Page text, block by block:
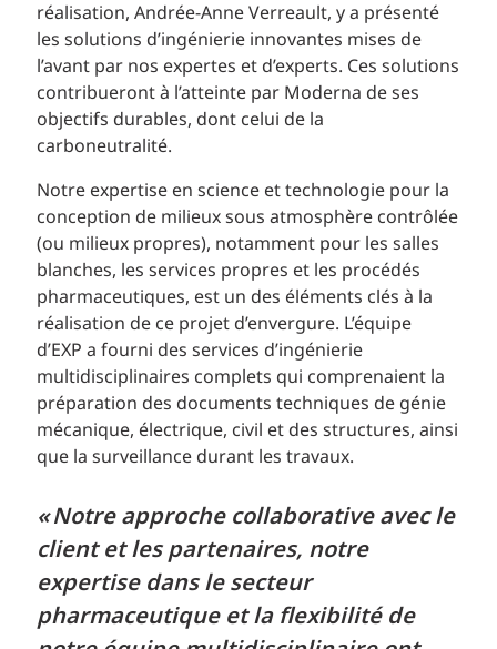
réalisation, Andrée-Anne Verreault, y a présenté
les solutions d’ingénierie innovantes mises de
l’avant par nos expertes et d’experts. Ces solutions
contribueront à l’atteinte par Moderna de ses
objectifs durables, dont celui de la
carboneutralité.
Notre expertise en science et technologie pour la
conception de milieux sous atmosphère contrôlée
(ou milieux propres), notamment pour les salles
blanches, les services propres et les procédés
pharmaceutiques, est un des éléments clés à la
réalisation de ce projet d’envergure. L’équipe
d’EXP a fourni des services d’ingénierie
multidisciplinaires complets qui comprenaient la
préparation des documents techniques de génie
mécanique, électrique, civil et des structures, ainsi
que la surveillance durant les travaux.
« Notre approche collaborative avec le
client et les partenaires, notre
expertise dans le secteur
pharmaceutique et la flexibilité de